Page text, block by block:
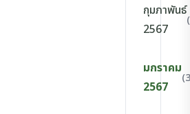
กุมภาพันธ์
2567
มกราคม
2567